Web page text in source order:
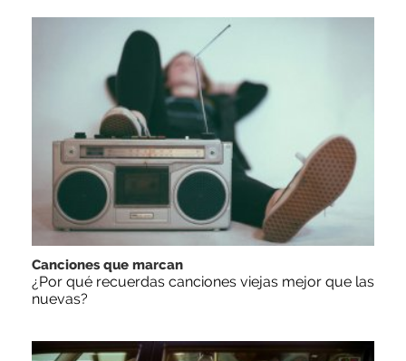
Canciones que marcan
¿Por qué recuerdas canciones viejas mejor que las
nuevas?